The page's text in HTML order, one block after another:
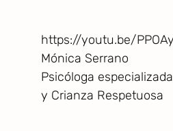
https://youtu.be/
Mónica Serrano
Psicóloga
y Crianza Respetuosa